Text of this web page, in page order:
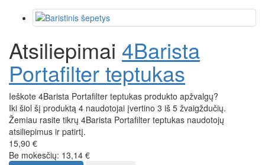
Atsiliepimai 4Barista
Portafilter teptukas
Ieškote 4Barista Portafilter teptukas produkto apžvalgų?
Iki šiol šį produktą 4 naudotojai įvertino 3 iš 5 žvaigždučių.
Žemiau rasite tikrų 4Barista Portafilter teptukas naudotojų
atsiliepimus ir patirtį.
15,90 €
Be mokesčių: 13,14 €